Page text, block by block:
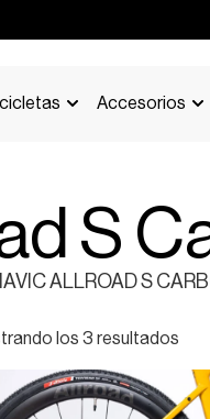
Accesorios
S
ALLROAD S
los 3 resultados